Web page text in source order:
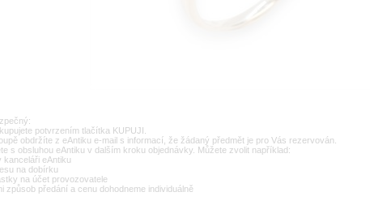
potvrzením tlačítka KUPUJI.
obdržíte z eAntiku e-mail s informací, že žádaný předmět je pro Vás rezervován.
s obsluhou eAntiku v dalším kroku objednávky. Můžete zvolit například:
eAntiku
na dobírku
na účet provozovatele
způsob předání a cenu dohodneme individuálně